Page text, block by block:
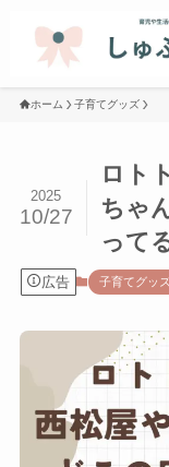
ホーム 子育てグッズ
ロト
ちゃ
って
2025
10/27
広告 子育てグッ